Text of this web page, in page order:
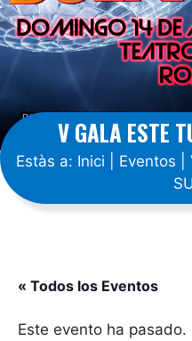
V GALA ESTE
Estàs a: Inici Eventos
« Todos los Eventos
Este evento ha pasado.